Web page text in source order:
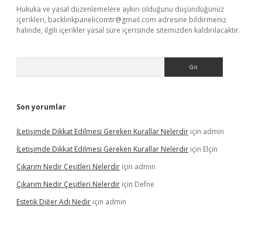
Hukuka ve yasal düzenlemelere aykırı olduğunu düşündüğünüz
içerikleri, backlinkpanelicomtr@gmail.com adresine bildirmeniz
halinde, ilgili içerikler yasal süre içerisinde sitemizden kaldırılacaktır.
Son yorumlar
İLetişimde Dikkat Edilmesi Gereken Kurallar Nelerdir için admin
İLetişimde Dikkat Edilmesi Gereken Kurallar Nelerdir için Elçin
Çıkarım Nedir Çeşitleri Nelerdir için admin
Çıkarım Nedir Çeşitleri Nelerdir için Defne
Estetik Diğer Adı Nedir için admin